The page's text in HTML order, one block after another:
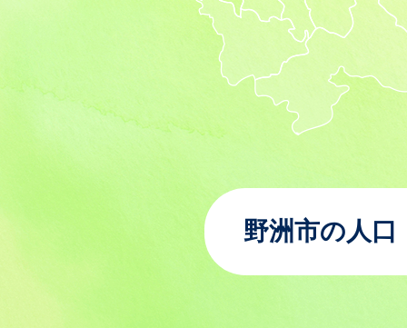
野洲市の人口